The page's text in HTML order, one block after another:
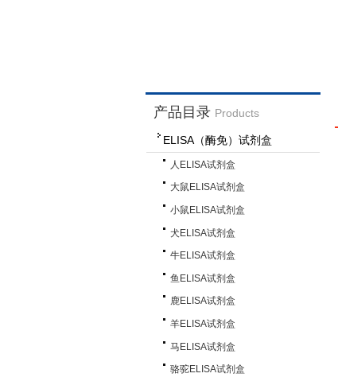
产品目录 Products
ELISA（酶免）试剂盒
人ELISA试剂盒
大鼠ELISA试剂盒
小鼠ELISA试剂盒
犬ELISA试剂盒
牛ELISA试剂盒
鱼ELISA试剂盒
鹿ELISA试剂盒
羊ELISA试剂盒
马ELISA试剂盒
骆驼ELISA试剂盒